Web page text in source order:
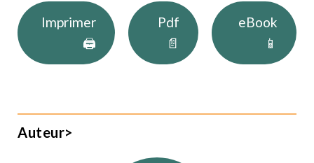
Imprimer
🖨
Pdf
📄
eBook
📱
Auteur>